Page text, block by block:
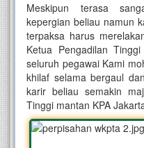
Meskipun terasa
kepergian beliau namun
terpaksa harus
Ketua Pengadilan
seluruh pegawai Kami
khilaf selama bergaul
karir beliau semakin
Tinggi mantan KPA